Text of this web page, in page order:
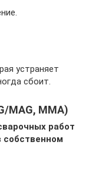
устраняет
сбоит.
MAG, MMA)
работ
собственном